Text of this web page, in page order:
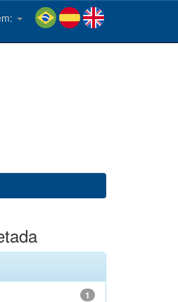
1